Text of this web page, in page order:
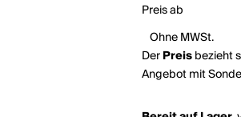
Preis ab
Ohne MWSt.
DerPreisbezieht
Angebot mit